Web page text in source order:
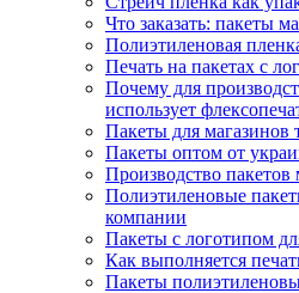
Что заказать: пакеты
Полиэтиленовая
Печать на пакетах с
Почему для
использует
Пакеты для магазинов
Пакеты оптом от
Производство
Полиэтиленовые
компании
Пакеты с логотипом
Как выполняется
Пакеты